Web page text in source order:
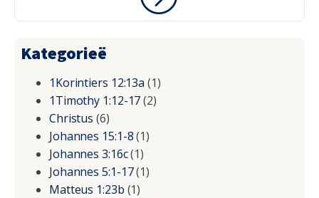
Kategorieë
1Korintiers 12:13a (1)
1Timothy 1:12-17(2)
Christus (6)
Johannes 15:1-8(1)
Johannes 3:16c(1)
Johannes 5:1-17(1)
Matteus 1:23b (1)